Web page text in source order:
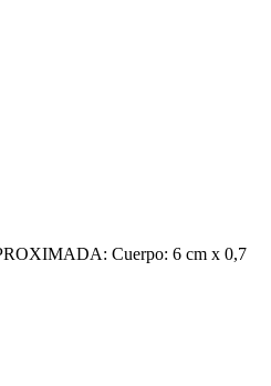
Cuerpo: 6 cm x 0,7